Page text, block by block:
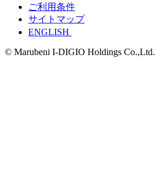
ご利用条件
サイトマップ
ENGLISH
© Marubeni I-DIGIO Holdings Co.,Ltd.